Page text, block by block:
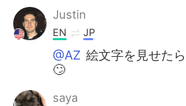
Justin
EN JP
@AZ 絵文字を見せた
🙄
saya